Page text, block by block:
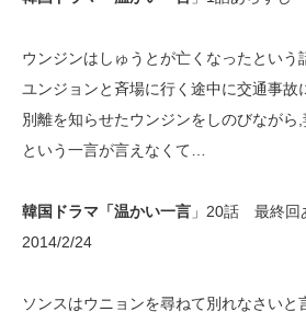
ウンジンはしゅうとが亡くなったとい
ユンジョンと斉場に行く途中に交通事故
別離を知らせたウンジンをしのびながら
という一言が言えなくて…
韓国ドラマ「温かい一言 」20話 最終
2014/2/24
ソンスはウニョンを尋ねて別れなさいと